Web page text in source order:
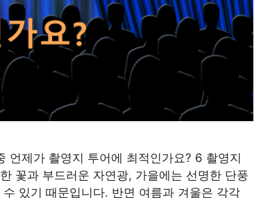
언제가 촬영지 투어에 최적인가요? 6 촬영지
꽃과 부드러운 자연광, 가을에는 선명한 단풍
있기 때문입니다. 반면 여름과 겨울은 각각